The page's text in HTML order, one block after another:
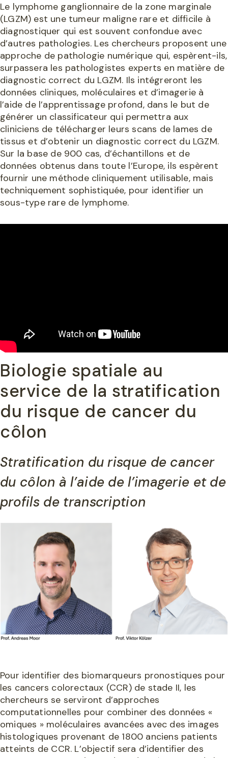
Le lymphome ganglionnaire de la zone marginale
(LGZM) est une tumeur maligne rare et difficile à
diagnostiquer qui est souvent confondue avec
d’autres pathologies. Les chercheurs proposent une
approche de pathologie numérique qui, espèrent-ils,
surpassera les pathologistes experts en matière de
diagnostic correct du LGZM. Ils intégreront les
données cliniques, moléculaires et d’imagerie à
l’aide de l’apprentissage profond, dans le but de
générer un classificateur qui permettra aux
cliniciens de télécharger leurs scans de lames de
tissus et d’obtenir un diagnostic correct du LGZM.
Sur la base de 900 cas, d’échantillons et de
données obtenus dans toute l’Europe, ils espèrent
fournir une méthode cliniquement utilisable, mais
techniquement sophistiquée, pour identifier un
sous-type rare de lymphome.
Biologie spatiale au
service de la stratification
du risque de cancer du
côlon
Stratification du risque de cancer
du côlon à l’aide de l’imagerie et de
profils de transcription
Pour identifier des biomarqueurs pronostiques pour
les cancers colorectaux (CCR) de stade II, les
chercheurs se serviront d’approches
computationnelles pour combiner des données «
omiques » moléculaires avancées avec des images
histologiques provenant de 1800 anciens patients
atteints de CCR. L’objectif sera d’identifier des